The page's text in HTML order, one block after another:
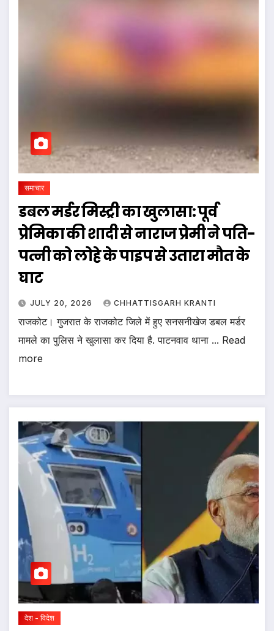
समाचार
डबल मर्डर मिस्ट्री का खुलासा: पूर्व
प्रेमिका की शादी से नाराज प्रेमी ने पति-
पत्नी को लोहे के पाइप से उतारा मौत के
घाट
JULY 20, 2026 CHHATTISGARH KRANTI
राजकोट। गुजरात के राजकोट जिले में हुए सनसनीखेज डबल मर्डर
मामले का पुलिस ने खुलासा कर दिया है. पाटनवाव थाना ... Read
more
देश - विदेश